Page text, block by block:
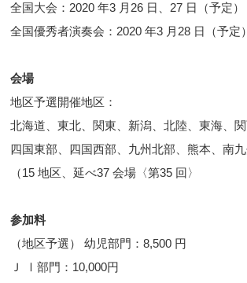
全国大会：2020 年3 月26 日、27 日（予定）
全国優秀者演奏会：2020 年3 月28 日（予定）
会場
地区予選開催地区：
北海道、東北、関東、新潟、北陸、東海、関
四国東部、四国西部、九州北部、熊本、南
（15 地区、延べ37 会場〈第35 回〉
参加料
（地区予選） 幼児部門：8,500 円
Ｊ Ⅰ部門：10,000円